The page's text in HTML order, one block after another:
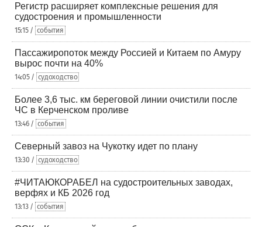
Регистр расширяет комплексные решения для
судостроения и промышленности
15:15 / события
Пассажиропоток между Россией и Китаем по Амуру
вырос почти на 40%
14:05 / судоходство
Более 3,6 тыс. км береговой линии очистили после
ЧС в Керченском проливе
13:46 / события
Северный завоз на Чукотку идет по плану
13:30 / судоходство
#ЧИТАЮКОРАБЕЛ на судостроительных заводах,
верфях и КБ 2026 год
13:13 / события